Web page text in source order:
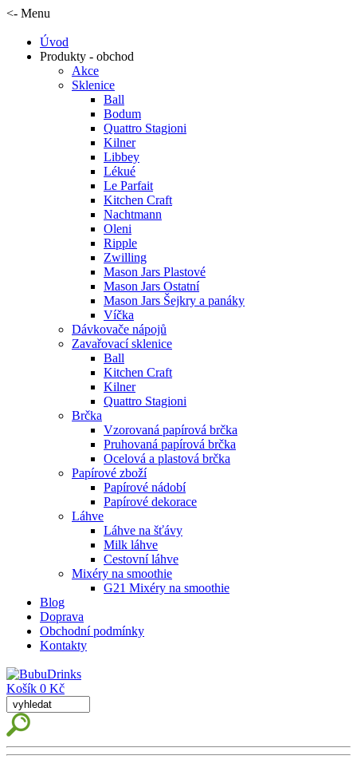
<- Menu
Úvod
Produkty - obchod
Akce
Sklenice
Ball
Bodum
Quattro Stagioni
Kilner
Libbey
Lékué
Le Parfait
Kitchen Craft
Nachtmann
Oleni
Ripple
Zwilling
Mason Jars Plastové
Mason Jars Ostatní
Mason Jars Šejkry a panáky
Víčka
Dávkovače nápojů
Zavařovací sklenice
Ball
Kitchen Craft
Kilner
Quattro Stagioni
Brčka
Vzorovaná papírová brčka
Pruhovaná papírová brčka
Ocelová a plastová brčka
Papírové zboží
Papírové nádobí
Papírové dekorace
Láhve
Láhve na šťávy
Milk láhve
Cestovní láhve
Mixéry na smoothie
G21 Mixéry na smoothie
Blog
Doprava
Obchodní podmínky
Kontakty
Košík 0 Kč